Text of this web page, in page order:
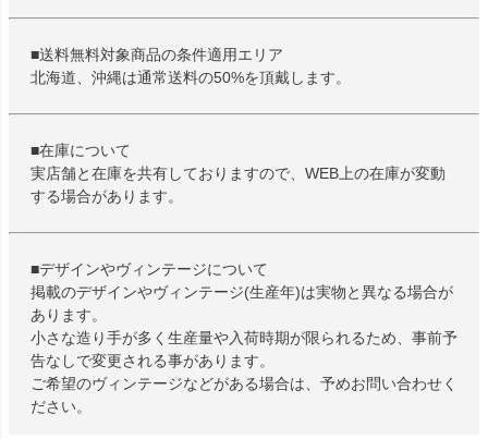
■送料無料対象商品の条件適用エリア
北海道、沖縄は通常送料の50%を頂戴します。
■在庫について
実店舗と在庫を共有しておりますので、WEB上の在庫が変動
する場合があります。
■デザインやヴィンテージについて
掲載のデザインやヴィンテージ(生産年)は実物と異なる場合が
あります。
小さな造り手が多く生産量や入荷時期が限られるため、事前予
告なしで変更される事があります。
ご希望のヴィンテージなどがある場合は、予めお問い合わせく
ださい。